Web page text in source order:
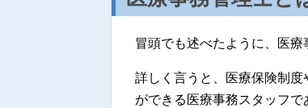
冒頭でも述べたように、医
詳しく言うと、医療保険制
ができる医療事務スタッフで